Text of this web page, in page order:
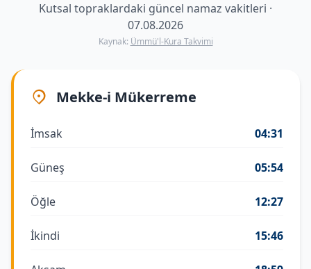
Kutsal topraklardaki güncel namaz vakitleri ·
07.08.2026
Kaynak: Ümmü'l-Kura Takvimi
Mekke-i Mükerreme
İmsak 04:31
Güneş 05:54
Öğle 12:27
İkindi 15:46